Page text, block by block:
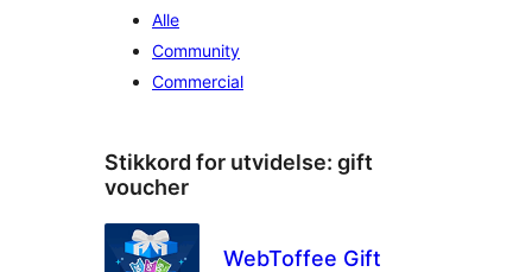
Alle
Community
Commercial
Stikkord for utvidelse: gift
voucher
WebToffee Gift